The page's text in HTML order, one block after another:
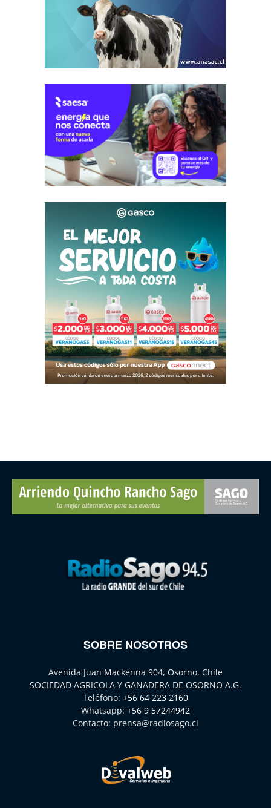
SOBRE NOSOTROS
Avenida Juan Mackenna 904, Osorno, Chile
SOCIEDAD AGRICOLA Y GANADERA DE OSORNO A.G.
Teléfono: +56 64 223 2160
Whatsapp: +56 9 57244942
Contacto: prensa@radiosago.cl